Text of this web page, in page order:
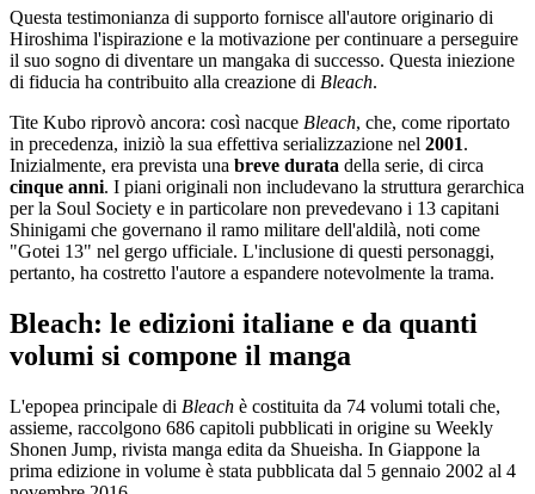
Questa testimonianza di supporto fornisce all'autore originario di
Hiroshima l'ispirazione e la motivazione per continuare a perseguire
il suo sogno di diventare un mangaka di successo. Questa iniezione
di fiducia ha contribuito alla creazione di Bleach.
Tite Kubo riprovò ancora: così nacque Bleach, che, come riportato
in precedenza, iniziò la sua effettiva serializzazione nel 2001.
Inizialmente, era prevista una breve durata della serie, di circa
cinque anni. I piani originali non includevano la struttura gerarchica
per la Soul Society e in particolare non prevedevano i 13 capitani
Shinigami che governano il ramo militare dell'aldilà, noti come
"Gotei 13" nel gergo ufficiale. L'inclusione di questi personaggi,
pertanto, ha costretto l'autore a espandere notevolmente la trama.
Bleach: le edizioni italiane e da quanti
volumi si compone il manga
L'epopea principale di Bleach è costituita da 74 volumi totali che,
assieme, raccolgono 686 capitoli pubblicati in origine su Weekly
Shonen Jump, rivista manga edita da Shueisha. In Giappone la
prima edizione in volume è stata pubblicata dal 5 gennaio 2002 al 4